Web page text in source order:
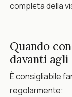
completa della
Quando
davanti agli
È consigliabile
regolarmente: